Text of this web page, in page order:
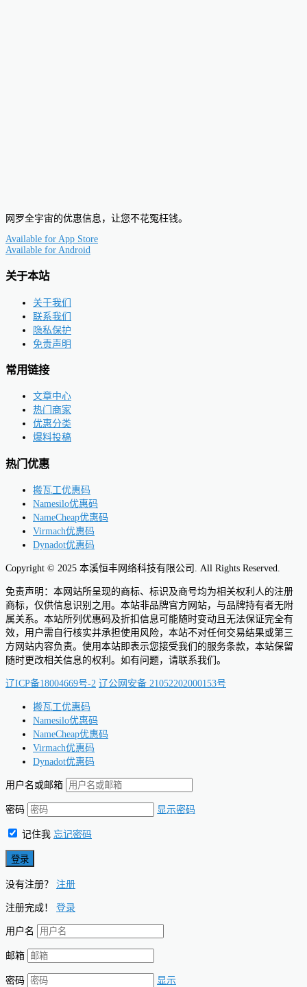
网罗全宇宙的优惠信息，让您不花冤枉钱。
Available for App Store
Available for Android
关于本站
关于我们
联系我们
隐私保护
免责声明
常用链接
文章中心
热门商家
优惠分类
爆料投稿
热门优惠
搬瓦工优惠码
Namesilo优惠码
NameCheap优惠码
Virmach优惠码
Dynadot优惠码
Copyright © 2025 本溪恒丰网络科技有限公司. All Rights Reserved.
免责声明：本网站所呈现的商标、标识及商号均为相关权利人的注册
商标，仅供信息识别之用。本站非品牌官方网站，与品牌持有者无附
属关系。本站所列优惠码及折扣信息可能随时变动且无法保证完全有
效，用户需自行核实并承担使用风险，本站不对任何交易结果或第三
方网站内容负责。使用本站即表示您接受我们的服务条款，本站保留
随时更改相关信息的权利。如有问题，请联系我们。
辽ICP备18004669号-2 辽公网安备 21052202000153号
搬瓦工优惠码
Namesilo优惠码
NameCheap优惠码
Virmach优惠码
Dynadot优惠码
用户名或邮箱
密码 显示密码
记住我 忘记密码
没有注册？ 注册
注册完成！ 登录
用户名
邮箱
密码 显示